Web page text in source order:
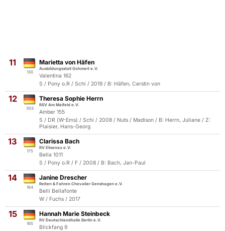
11
130
Marietta von Häfen
Ausbildungsstall Gohmert e.V.
Valentina 162
S / Pony o.R / Schi / 2019 / B: Häfen, Cerstin von
12
303
Theresa Sophie Herrn
RSV Am Maifeld e.V.
Amber 155
S / DR (W-Ems) / Schi / 2008 / Nuts / Madison / B: Herrn, Juliane / Z:
Plaisier, Hans-Georg
13
175
Clarissa Bach
RV Elisenau e.V.
Bella 1011
S / Pony o.R / F / 2008 / B: Bach, Jan-Paul
14
164
Janine Drescher
Reiten & Fahren Chevalier Genshagen e.V.
Belli Bellafonte
W / Fuchs / 2017
15
165
Hannah Marie Steinbeck
RV Deutschlandhalle Berlin e.V.
Blickfang 9